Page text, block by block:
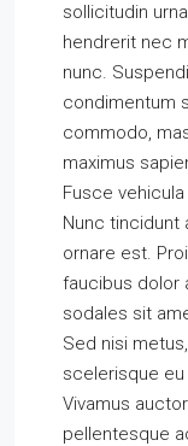
sollicitudin
hendrerit nec
nunc.
condimentum
commodo,
maximus
Fusce
Nunc tincidunt
ornare est.
faucibus dolor
sodales sit
Sed nisi
scelerisque eu
Vivamus
pellentesque